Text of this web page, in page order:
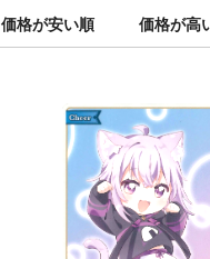
価格が安い順 価格が高